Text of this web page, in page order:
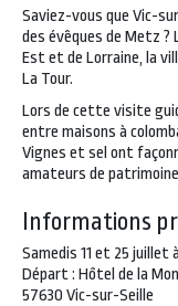
Saviez-vous que Vic-
des évêques de Metz ?
Est et de Lorraine, la
La Tour.
Lors de cette visite
entre maisons à
Vignes et sel ont
amateurs de
Informations
Samedis 11 et 25 juillet
Départ : Hôtel de la
57630 Vic-sur-Seille